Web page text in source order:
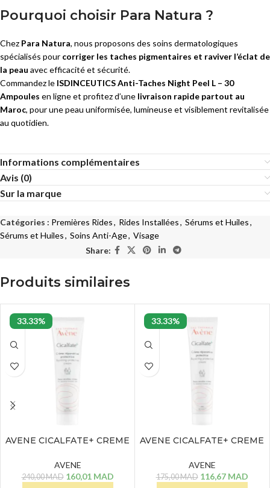
Pourquoi choisir Para Natura ?
Chez Para Natura, nous proposons des soins dermatologiques
spécialisés pour corriger les taches pigmentaires et raviver l’éclat de
la peau avec efficacité et sécurité.
Commandez le ISDINCEUTICS Anti-Taches Night Peel L – 30
Ampoules en ligne et profitez d’une livraison rapide partout au
Maroc, pour une peau uniformisée, lumineuse et visiblement revitalisée
au quotidien.
Informations complémentaires
Avis (0)
Sur la marque
Catégories : Premières Rides, Rides Installées, Sérums et Huiles,
Sérums et Huiles, Soins Anti-Age, Visage
Share:
Produits similaires
33.33%
AVENE CICALFATE+ CREME
AVENE
240,00MAD 160,01 MAD
33.33%
AVENE CICALFATE+ CREME
AVENE
175,00MAD 116,67 MAD